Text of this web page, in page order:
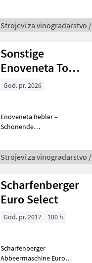
Leistungs-Verhältnis
Beschreibung: Der
Strojevi za vinogradarstvo /
Sonstige
Enoveneta Top
10
God. pr. 2026
Enoveneta Rebler –
Schonende
Leistungs-Verhältnis
Beschreibung: Der
hochwertige
Abbeermaschine,
Strojevi za vinogradarstvo /
Scharfenberger
Euro Select
God. pr. 2017 100 h
Scharfenberger
Abbeermaschine Euro